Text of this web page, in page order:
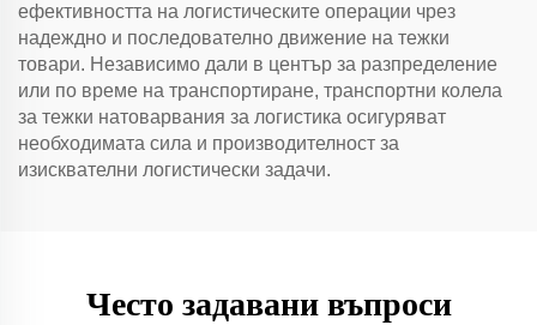
ефективността на логистическите операции чрез
надеждно и последователно движение на тежки
товари. Независимо дали в център за разпределение
или по време на транспортиране, транспортни колела
за тежки натоварвания за логистика осигуряват
необходимата сила и производителност за
изисквателни логистически задачи.
Често задавани въпроси